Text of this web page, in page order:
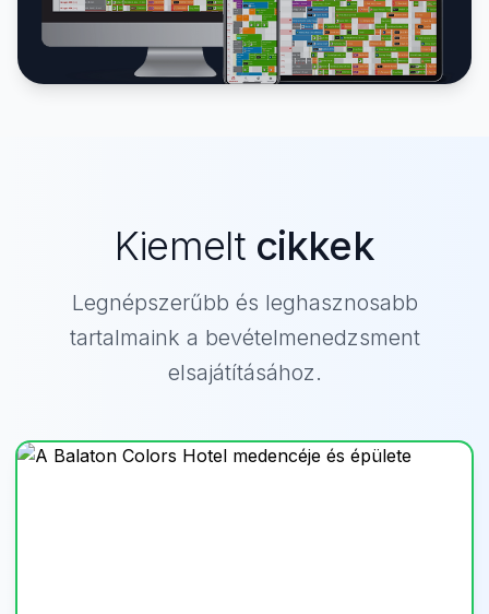
Kiemelt cikkek
Legnépszerűbb és leghasznosabb
tartalmaink a bevételmenedzsment
elsajátításához.